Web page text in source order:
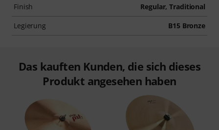
Finish Regular, Traditional
Legierung B15 Bronze
Das kauften Kunden, die sich dieses
Produkt angesehen haben